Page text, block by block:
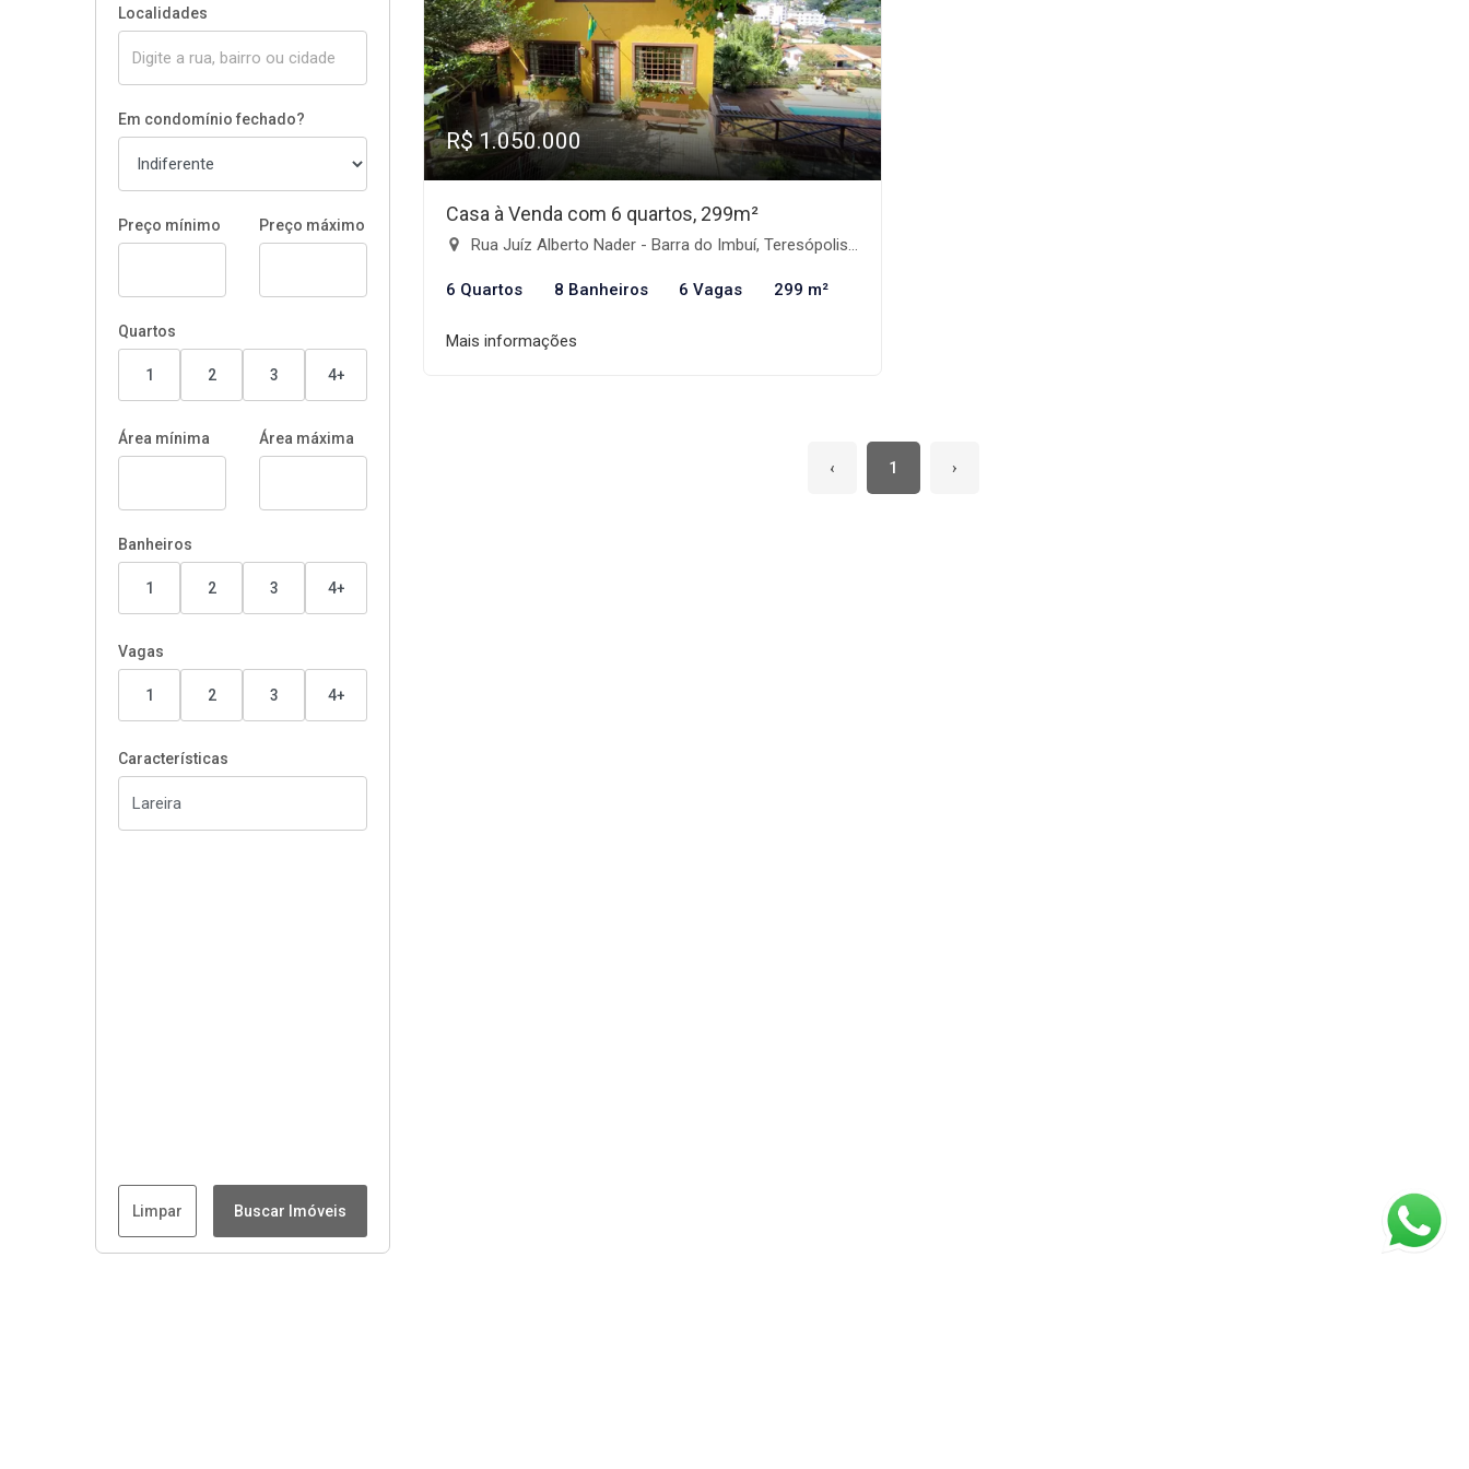
Localidades
Em condomínio fechado?
Preço mínimo Preço máximo
Quartos
1 2 3 4+
Área mínima Área máxima
Banheiros
1 2 3 4+
Vagas
1 2 3 4+
Características
Limpar Buscar Imóveis
R$ 1.050.000
Casa à Venda com 6 quartos, 299m²
Rua Juíz Alberto Nader - Barra do Imbuí, Teresópolis-RJ
6 Quartos 8 Banheiros 6 Vagas 299 m²
Mais informações
‹ 1 ›